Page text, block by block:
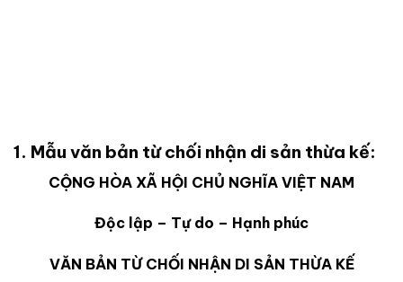
1. Mẫu văn bản từ chối nhận di sản thừa kế:
CỘNG HÒA XÃ HỘI CHỦ NGHĨA VIỆT NAM
Độc lập – Tự do – Hạnh phúc
VĂN BẢN TỪ CHỐI NHẬN DI SẢN THỪA KẾ